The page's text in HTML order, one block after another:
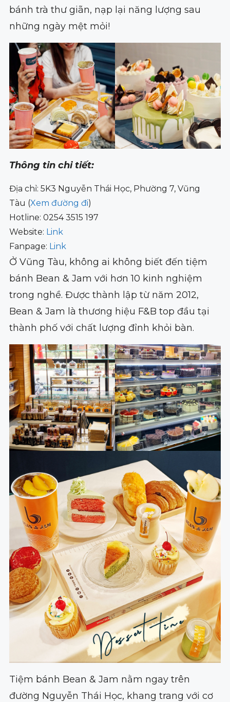
bánh trà thư giãn, nạp lại năng lượng sau
những ngày mệt mỏi!
Thông tin chi tiết:
Địa chỉ: 5K3 Nguyễn Thái Học, Phường 7, Vũng
Tàu (Xem đường đi)
Hotline: 0254 3515 197
Website: Link
Fanpage: Link
Ở Vũng Tàu, không ai không biết đến tiệm
bánh Bean & Jam với hơn 10 kinh nghiệm
trong nghề. Được thành lập từ năm 2012,
Bean & Jam là thương hiệu F&B top đầu tại
thành phố với chất lượng đỉnh khỏi bàn.
Tiệm bánh Bean & Jam nằm ngay trên
đường Nguyễn Thái Học, khang trang với cơ